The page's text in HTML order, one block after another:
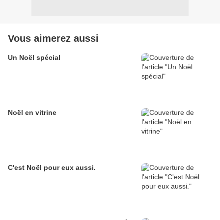
Vous aimerez aussi
Un Noël spécial
Noël en vitrine
C'est Noël pour eux aussi.